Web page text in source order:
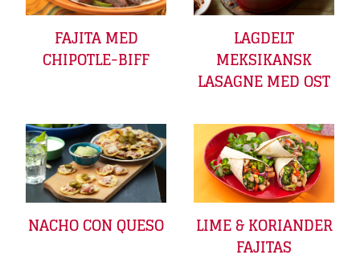
FAJITA MED
CHIPOTLE-BIFF
LAGDELT
MEKSIKANSK
LASAGNE MED OST
NACHO CON QUESO
LIME & KORIANDER
FAJITAS